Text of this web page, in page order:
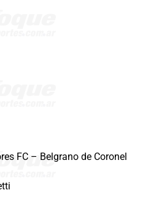
FC – Belgrano de Coronel